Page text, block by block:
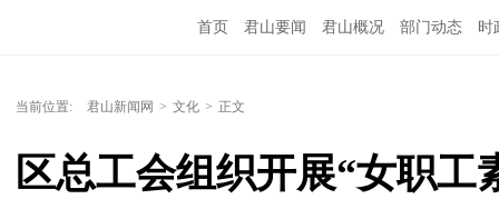
首页 君山要闻 君山概况 部门动态 时
当前位置: 君山新闻网 > 文化 > 正文
区总工会组织开展“女职工